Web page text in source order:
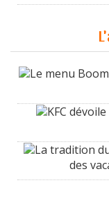
Le menu
KFC
La tradition
des